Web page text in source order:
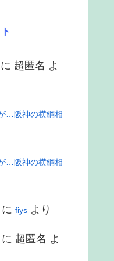
に 超匿名 よ
…阪神の横綱相
…阪神の横綱相
に fiys より
に 超匿名 よ